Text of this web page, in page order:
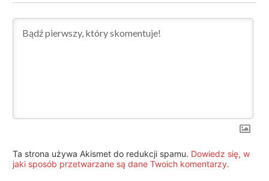
Ta strona używa Akismet do redukcji spamu. Dowiedz się, w
jaki sposób przetwarzane są dane Twoich komentarzy.